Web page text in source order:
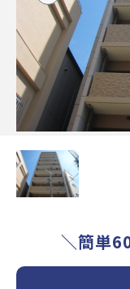
＼簡単